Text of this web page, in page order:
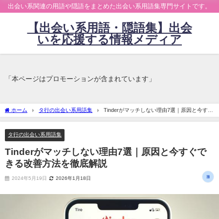
出会い系関連の用語や隠語をまとめた出会い系用語集専門サイトです。
【出会い系用語・隠語集】出会
いを応援する情報メディア
「本ページはプロモーションが含まれています」
ホーム タ行の出会い系用語集
Tinderがマッチしない理由7選｜原因と今すぐ
できる改善方法を徹底解説
タ行の出会い系用語集
Tinderがマッチしない理由7選｜原因と今すぐで
きる改善方法を徹底解説
2024年5月19日 2026年1月18日